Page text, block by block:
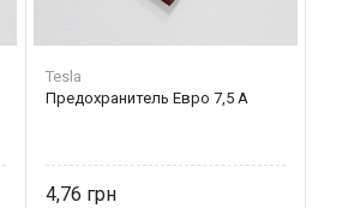
Tesla
Предохранитель Eвро 7,5 А
4,76